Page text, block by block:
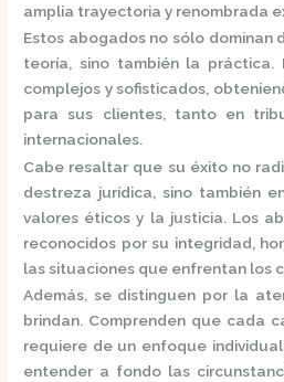
amplia trayectoria y renombrada
Estos abogados no sólo dominan
teoría, sino también la práctica.
complejos y sofisticados,
para sus clientes, tanto en
internacionales.
Cabe resaltar que su éxito no
destreza jurídica, sino también
valores éticos y la justicia. Los
reconocidos por su integridad,
las situaciones que enfrentan los
Además, se distinguen por la
brindan. Comprenden que cada
requiere de un enfoque
entender a fondo las